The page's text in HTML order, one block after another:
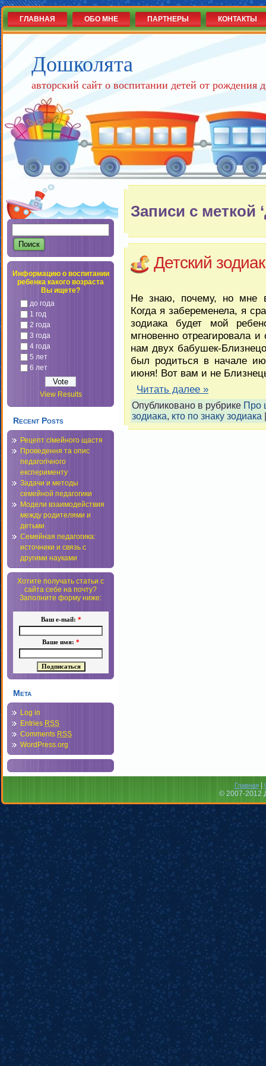
Дошколята
авторский сайт о воспитании детей от рождения
ГЛАВНАЯ ОБО МНЕ ПАРТНЕРЫ КОНТАКТЫ
Информацию о воспитании
ребенка какого возраста
Вы ищете?
до года
1 год
2 года
3 года
4 года
5 лет
6 лет
View Results
Recent Posts
Рецепт сімейного щастя
Проведення та опис
педагогічного
експерименту
Задачи и методы
семейной педагогики
Модели взаимодействия
между родителями и
детьми
Семейная педагогика:
источники и связь с
другими науками
Хотите получать статьи с
сайта себе на почту?
Заполните форму ниже:
Ваш e-mail: *
Ваше имя: *
Мета
Log in
Entries RSS
Comments RSS
WordPress.org
Записи с меткой
Детский
Не знаю, почему, но мне
Когда я забеременела, я
зодиака будет мой
мгновенно отреагировала
нам двух бабушек-
был родиться в начале
июня! Вот вам и не
Читать далее »
Опубликовано в рубрике Про
зодиака, кто по знаку зодиака
Главная|
© 2007-2012